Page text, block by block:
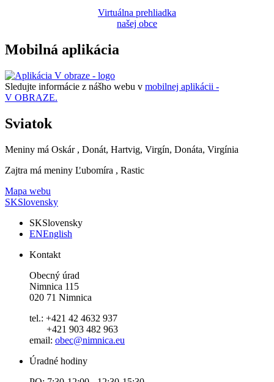
Virtuálna prehliadka
našej obce
Mobilná aplikácia
Sledujte informácie z nášho webu v mobilnej aplikácii -
V OBRAZE.
Sviatok
Meniny má Oskár , Donát, Hartvig, Virgín, Donáta, Virgínia
Zajtra má meniny Ľubomíra , Rastic
Mapa webu
SKSlovensky
SKSlovensky
ENEnglish
Kontakt
Obecný úrad
Nimnica 115
020 71 Nimnica
tel.: +421 42 4632 937
+421 903 482 963
email: obec@nimnica.eu
Úradné hodiny